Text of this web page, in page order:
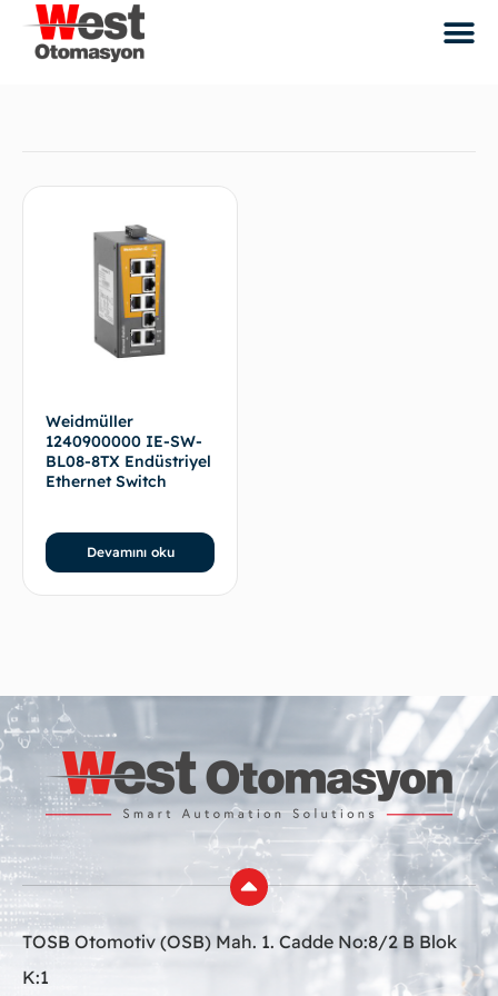
Weidmüller
1240900000 IE-SW-
BL08-8TX Endüstriyel
Ethernet Switch
Devamını oku
TOSB Otomotiv (OSB) Mah. 1. Cadde No:8/2 B Blok
K:1